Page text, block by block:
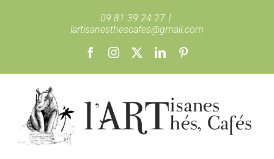
09 81 39 24 27 |
lartisanesthescafes@gmail.com
FacebookInstagram LinkedIn